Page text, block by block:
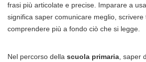
frasi più articolate e precise. Imparare a
significa saper comunicare meglio, scrivere
comprendere più a fondo ciò che si legge.
Nel percorso della scuola primaria , saper